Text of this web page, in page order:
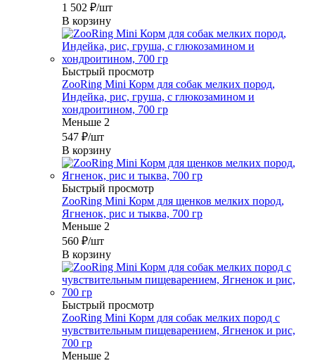
1 502 ₽/шт
В корзину
Быстрый просмотр
ZooRing Mini Корм для собак мелких пород,
Индейка, рис, груша, с глюкозамином и
хондроитином, 700 гр
Меньше 2
547 ₽/шт
В корзину
Быстрый просмотр
ZooRing Mini Корм для щенков мелких пород,
Ягненок, рис и тыква, 700 гр
Меньше 2
560 ₽/шт
В корзину
Быстрый просмотр
ZooRing Mini Корм для собак мелких пород с
чувствительным пищеварением, Ягненок и рис,
700 гр
Меньше 2